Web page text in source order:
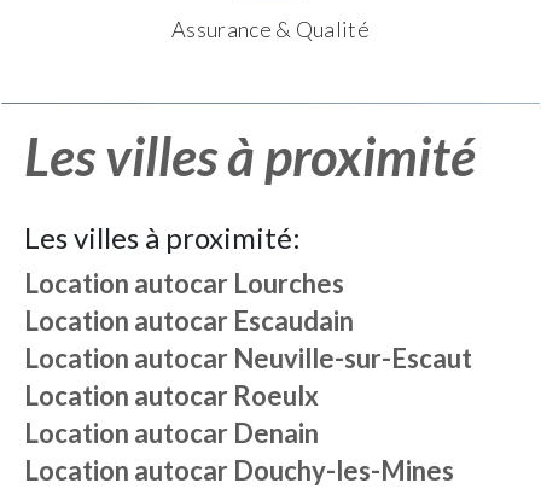
Assurance & Qualité
Les villes à proximité
Les villes à proximité:
Location autocar Lourches
Location autocar Escaudain
Location autocar Neuville-sur-Escaut
Location autocar Roeulx
Location autocar Denain
Location autocar Douchy-les-Mines